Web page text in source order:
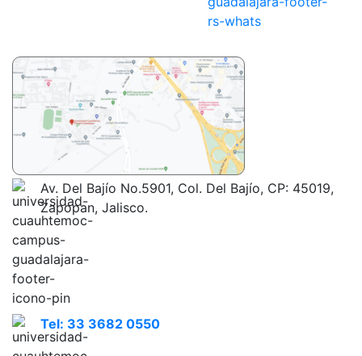
Av. Del Bajío No.5901, Col. Del Bajío, CP: 45019,
Zapopan, Jalisco.
Tel: 33 3682 0550